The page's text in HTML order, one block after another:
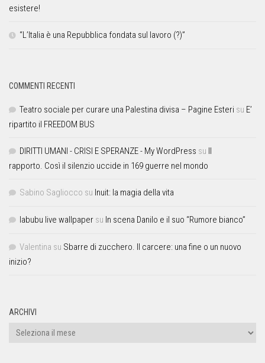
esistere!
“L’Italia è una Repubblica fondata sul lavoro (?)”
COMMENTI RECENTI
Teatro sociale per curare una Palestina divisa – Pagine Esteri su E’
ripartito il FREEDOM BUS
DIRITTI UMANI - CRISI E SPERANZE - My WordPress su
rapporto. Così il silenzio uccide in 169 guerre nel mondo
Sabino Sagliocco su Inuit: la magia della vita
labubu live wallpaper su In scena Danilo e il suo “Rumore bianco”
Valentina su Sbarre di zucchero. Il carcere: una fine o un nuovo
inizio?
ARCHIVI